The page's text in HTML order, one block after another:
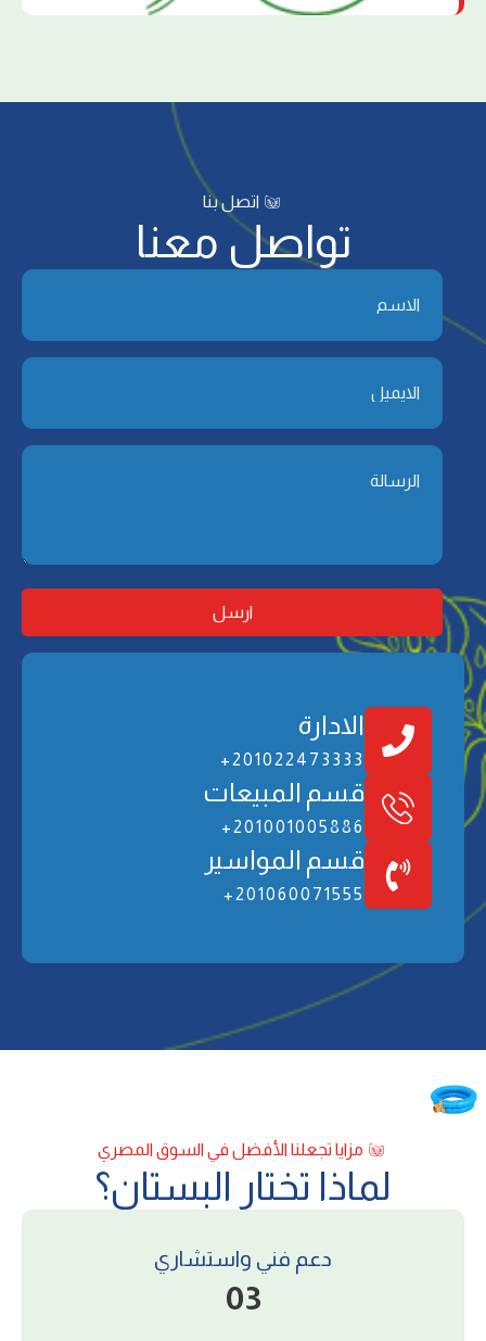
اتصل بنا
تواصل معنا
الادارة
201022473333+
ﻗﺴﻢ اﻟﻤﺒﻴﻌﺎت
201001005886+
ﻗﺴﻢ اﻟﻤﻮاﺳﻴﺮ
201060071555+
ﻣﺰاﻳﺎ ﺗﺠﻌﻠﻨﺎ اﻷﻓﻀﻞ ﻓﻲ اﻟﺴﻮق اﻟﻤﺼﺮي
ﻟﻤﺎذا ﺗﺨﺘﺎر اﻟﺒﺴﺘﺎن؟
دﻋﻢ ﻓﻨﻲ واﺳﺘﺸﺎري
03